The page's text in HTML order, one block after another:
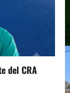
del CRA